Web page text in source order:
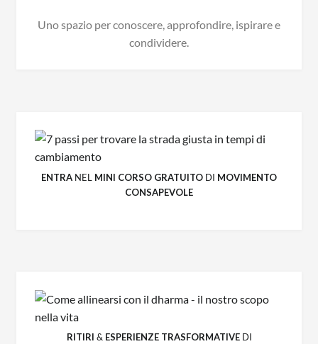
Uno spazio per conoscere, approfondire, ispirare e
condividere.
ENTRA NEL MINI CORSO GRATUITO DI MOVIMENTO
CONSAPEVOLE
RITIRI & ESPERIENZE TRASFORMATIVEDI